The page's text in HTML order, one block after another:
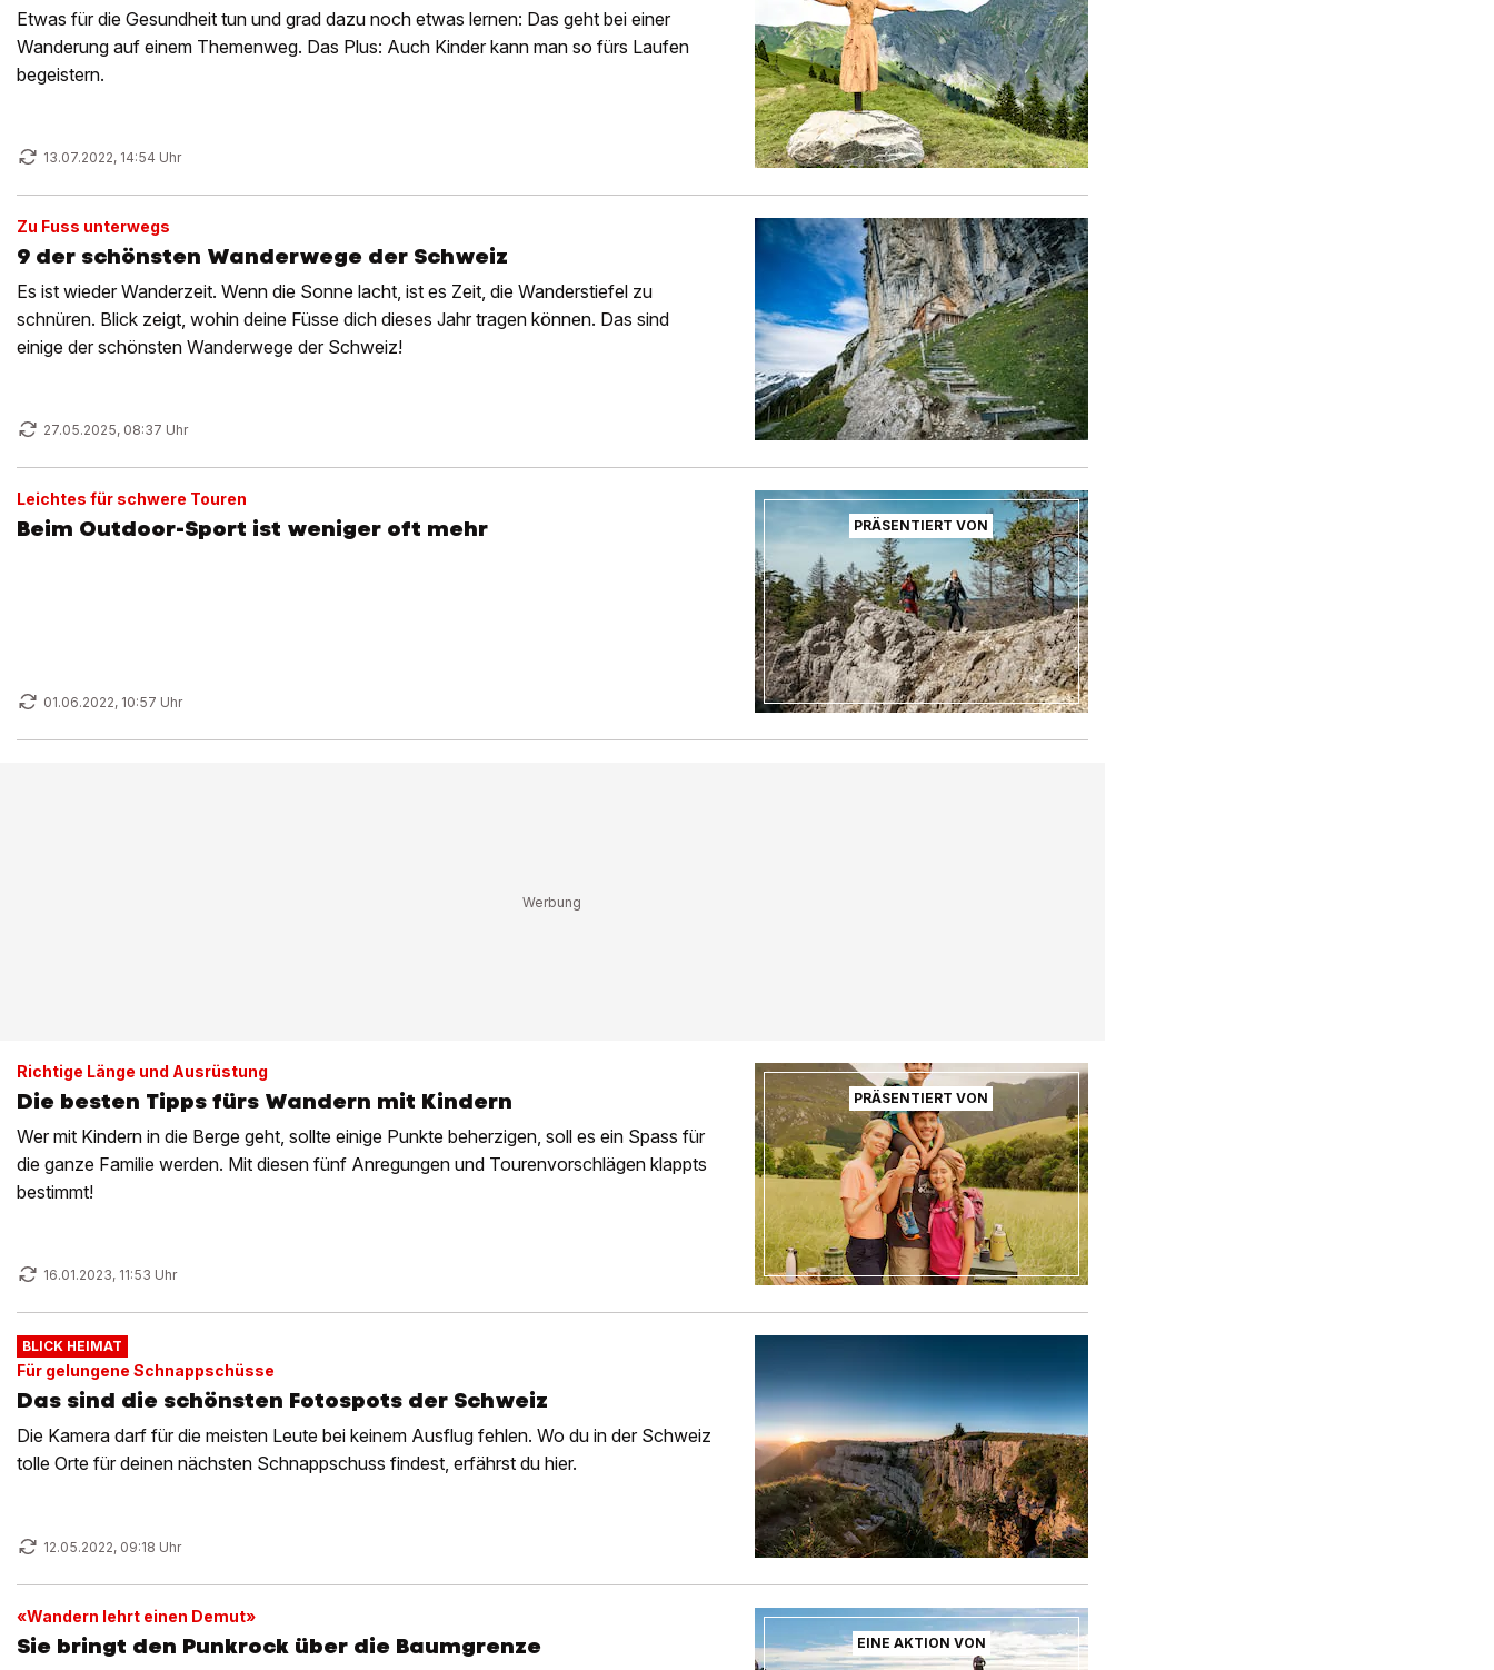
Etwas für die Gesundheit tun und grad dazu noch etwas lernen: Das geht bei einer
Wanderung auf einem Themenweg. Das Plus: Auch Kinder kann man so fürs Laufen
begeistern.
13.07.2022, 14:54 Uhr
Zu Fuss unterwegs
9 der schönsten Wanderwege der Schweiz
Es ist wieder Wanderzeit. Wenn die Sonne lacht, ist es Zeit, die Wanderstiefel zu
schnüren. Blick zeigt, wohin deine Füsse dich dieses Jahr tragen können. Das sind
einige der schönsten Wanderwege der Schweiz!
27.05.2025, 08:37 Uhr
Leichtes für schwere Touren
Beim Outdoor-Sport ist weniger oft mehr
01.06.2022, 10:57 Uhr
PRÄSENTIERT VON
Richtige Länge und Ausrüstung
Die besten Tipps fürs Wandern mit Kindern
Wer mit Kindern in die Berge geht, sollte einige Punkte beherzigen, soll es ein Spass für
die ganze Familie werden. Mit diesen fünf Anregungen und Tourenvorschlägen klappts
bestimmt!
16.01.2023, 11:53 Uhr
PRÄSENTIERT VON
BLICK HEIMAT
Für gelungene Schnappschüsse
Das sind die schönsten Fotospots der Schweiz
Die Kamera darf für die meisten Leute bei keinem Ausflug fehlen. Wo du in der Schweiz
tolle Orte für deinen nächsten Schnappschuss findest, erfährst du hier.
12.05.2022, 09:18 Uhr
«Wandern lehrt einen Demut»
Sie bringt den Punkrock über die Baumgrenze EINE AKTION VON